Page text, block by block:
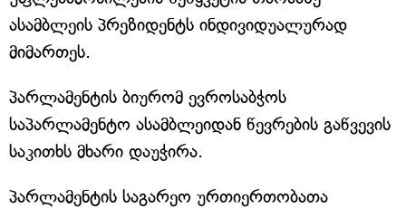
ასამბლეის პრეზიდენტს ინდივიდუალურად
მიმართეს.
პარლამენტის ბიურომ ევროსაბჭოს
საპარლამენტო ასამბლეიდან წევრების გაწვევის
საკითხს მხარი დაუჭირა.
პარლამენტის საგარეო ურთიერთობათა